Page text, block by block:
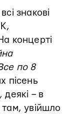
знакові
концерті
по 8
пісень
деякі – в
увійшло